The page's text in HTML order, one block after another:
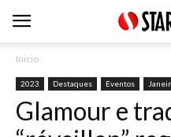
Inicio
2023 Destaques Eventos
Glamour e